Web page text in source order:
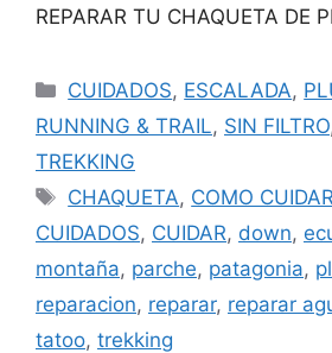
REPARAR TU CHAQUETA DE
CUIDADOS, ESCALADA,
RUNNING & TRAIL, SIN FILTRO
TREKKING
CHAQUETA, COMO CUIDAR
CUIDADOS, CUIDAR, down,
montaña, parche, patagonia,
reparacion, reparar, reparar
tatoo, trekking